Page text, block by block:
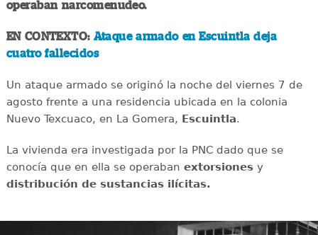
operaban narcomenudeo.
EN CONTEXTO: Ataque armado en Escuintla deja
cuatro fallecidos
Un ataque armado se originó la noche del viernes 7 de
agosto frente a una residencia ubicada en la colonia
Nuevo Texcuaco, en La Gomera, Escuintla.
La vivienda era investigada por la PNC dado que se
conocía que en ella se operaban extorsionesy
distribución de sustancias ilícitas.